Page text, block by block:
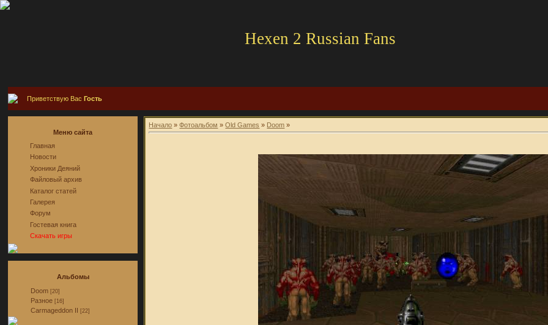
Hexen 2 Russian Fans
Приветствую ВасГость
Меню сайта
Главная
Новости
Хроники Деяний
Файловый архив
Каталог статей
Галерея
Форум
Гостевая книга
Скачать игры
Альбомы
Doom [20]
Разное [16]
Carmageddon II [22]
Начало »Фотоальбом »Old Games » Doom »